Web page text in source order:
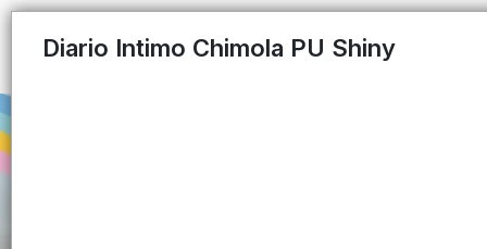
Diario Intimo Chimola PU Shiny